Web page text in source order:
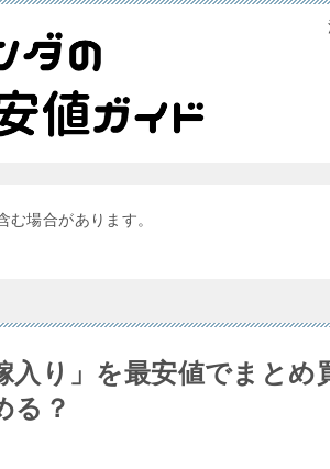
場合があります。
入り」を最安値でまとめ
る？